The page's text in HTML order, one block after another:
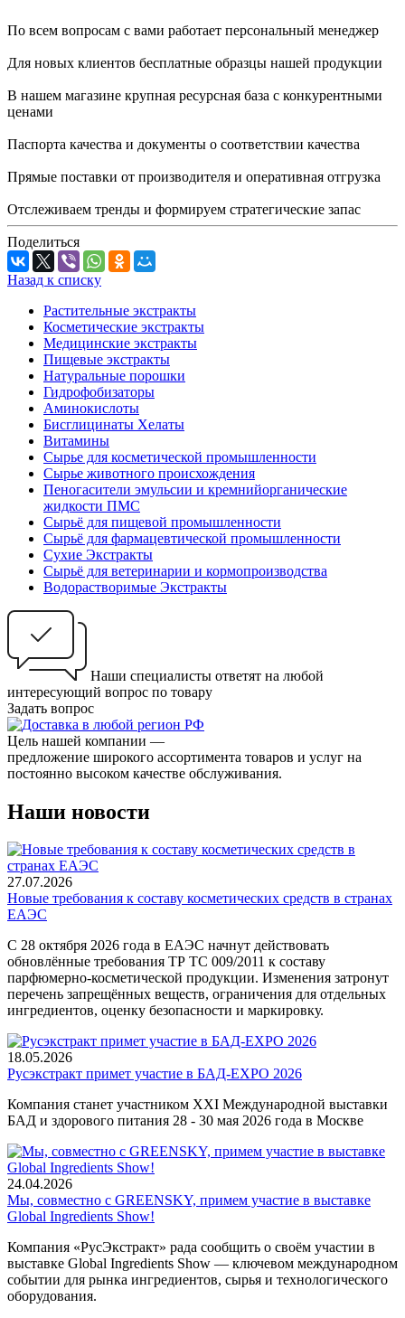
По всем вопросам с вами работает персональный менеджер
Для новых клиентов бесплатные образцы нашей продукции
В нашем магазине крупная ресурсная база с конкурентными
ценами
Паспорта качества и документы о соответствии качества
Прямые поставки от производителя и оперативная отгрузка
Отслеживаем тренды и формируем стратегические запас
Поделиться
Назад к списку
Растительные экстракты
Косметические экстракты
Медицинские экстракты
Пищевые экстракты
Натуральные порошки
Гидрофобизаторы
Аминокислоты
Бисглицинаты Хелаты
Витамины
Сырье для косметической промышленности
Сырье животного происхождения
Пеногасители эмульсии и кремнийорганические
жидкости ПМС
Сырьё для пищевой промышленности
Сырьё для фармацевтической промышленности
Сухие Экстракты
Сырьё для ветеринарии и кормопроизводства
Водорастворимые Экстракты
Наши специалисты ответят на любой
интересующий вопрос по товару
Задать вопрос
Цель нашей компании —
предложение широкого ассортимента товаров и услуг на
постоянно высоком качестве обслуживания.
Наши новости
27.07.2026
Новые требования к составу косметических средств в странах
ЕАЭС
С 28 октября 2026 года в ЕАЭС начнут действовать
обновлённые требования ТР ТС 009/2011 к составу
парфюмерно-косметической продукции. Изменения затронут
перечень запрещённых веществ, ограничения для отдельных
ингредиентов, оценку безопасности и маркировку.
18.05.2026
Русэкстракт примет участие в БАД-EXPO 2026
Компания станет участником XXI Международной выставки
БАД и здорового питания 28 - 30 мая 2026 года в Москве
24.04.2026
Мы, совместно с GREENSKY, примем участие в выставке
Global Ingredients Show!
Компания «РусЭкстракт» рада сообщить о своём участии в
выставке Global Ingredients Show — ключевом международном
событии для рынка ингредиентов, сырья и технологического
оборудования.